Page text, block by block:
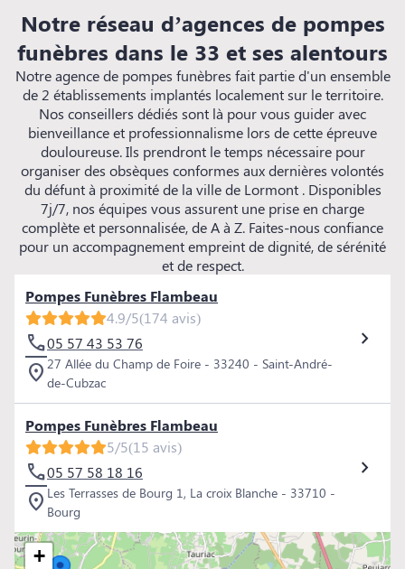
Notre réseau d’agences de pompes
funèbres dans le 33 et ses alentours
Notre agence de pompes funèbres fait partie d'un ensemble
de 2 établissements implantés localement sur le territoire.
Nos conseillers dédiés sont là pour vous guider avec
bienveillance et professionnalisme lors de cette épreuve
douloureuse. Ils prendront le temps nécessaire pour
organiser des obsèques conformes aux dernières volontés
du défunt à proximité de la ville de Lormont . Disponibles
7j/7, nos équipes vous assurent une prise en charge
complète et personnalisée, de A à Z. Faites-nous confiance
pour un accompagnement empreint de dignité, de sérénité
et de respect.
Pompes Funèbres Flambeau
4.9/5(174 avis)
05 57 43 53 76
27 Allée du Champ de Foire - 33240 - Saint-André-
de-Cubzac
Pompes Funèbres Flambeau
5/5(15 avis)
05 57 58 18 16
Les Terrasses de Bourg 1, La croix Blanche - 33710 -
Bourg
+